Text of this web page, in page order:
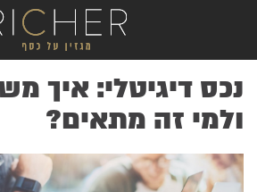
נכס דיגיטלי: איך
ולמי זה מתאים?